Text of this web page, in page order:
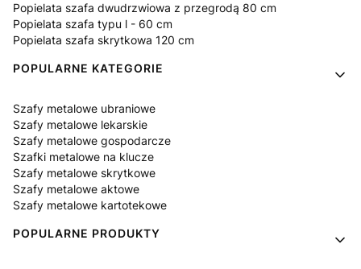
Popielata szafa dwudrzwiowa z przegrodą 80 cm
Popielata szafa typu l - 60 cm
Popielata szafa skrytkowa 120 cm
POPULARNE KATEGORIE
Szafy metalowe ubraniowe
Szafy metalowe lekarskie
Szafy metalowe gospodarcze
Szafki metalowe na klucze
Szafy metalowe skrytkowe
Szafy metalowe aktowe
Szafy metalowe kartotekowe
POPULARNE PRODUKTY